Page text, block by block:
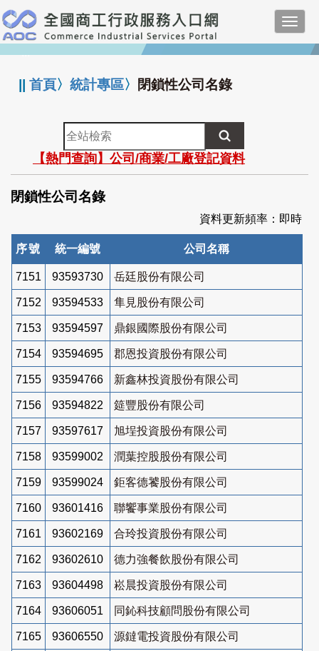
跳
到
主
要
:::
||首頁〉統計專區〉 閉鎖性公司名錄
全
站
檢
索
【熱門查詢】公司/商業/工廠登記資料
閉鎖性公司名錄
資料更新頻率：即時
序號 統一編號 公司名稱
7151 93593730 岳廷股份有限公司
7152 93594533 隼見股份有限公司
7153 93594597 鼎銀國際股份有限公司
7154 93594695 郡恩投資股份有限公司
7155 93594766 新鑫林投資股份有限公司
7156 93594822 筵豐股份有限公司
7157 93597617 旭埕投資股份有限公司
7158 93599002 潤葉控股股份有限公司
7159 93599024 鉅客德饕股份有限公司
7160 93601416 聯饗事業股份有限公司
7161 93602169 合玲投資股份有限公司
7162 93602610 德力強餐飲股份有限公司
7163 93604498 崧晨投資股份有限公司
7164 93606051 同鈊科技顧問股份有限公司
7165 93606550 源鐽電投資股份有限公司